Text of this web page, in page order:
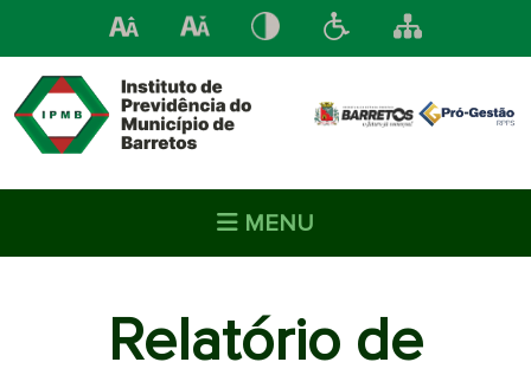
MENU
Relatório de